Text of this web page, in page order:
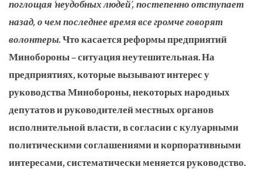
поглощая ‘неудобных людей’, постепенно отступает
назад, о чем последнее время все громче говорят
волонтеры.Что касается реформы предприятий
Минобороны – ситуация неутешительная. На
предприятиях, которые вызывают интерес у
руководства Минобороны, некоторых народных
депутатов и руководителей местных органов
исполнительной власти, в согласии с кулуарными
политическими соглашениями и корпоративными
интересами, систематически меняется руководство.